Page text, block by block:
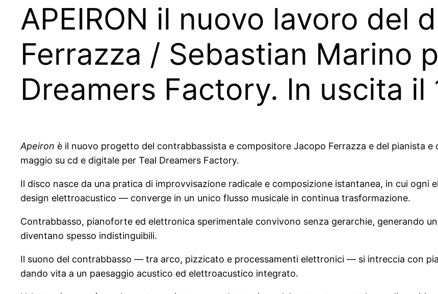
APEIRON il nuovo lavoro del
Ferrazza / Sebastian Marino
Dreamers Factory. In uscita il
Apeiron è il nuovo progetto del contrabbassista e compositore Jacopo Ferrazza e del pianista
maggio su cd e digitale per Teal Dreamers Factory.
Il disco nasce da una pratica di improvvisazione radicale e composizione istantanea, in cui
design elettroacustico — converge in un unico flusso musicale in continua trasformazione.
Contrabbasso, pianoforte ed elettronica sperimentale convivono senza gerarchie, generando
diventano spesso indistinguibili.
Il suono del contrabbasso — tra arco, pizzicato e processamenti elettronici — si intreccia con
dando vita a un paesaggio acustico ed elettroacustico integrato.